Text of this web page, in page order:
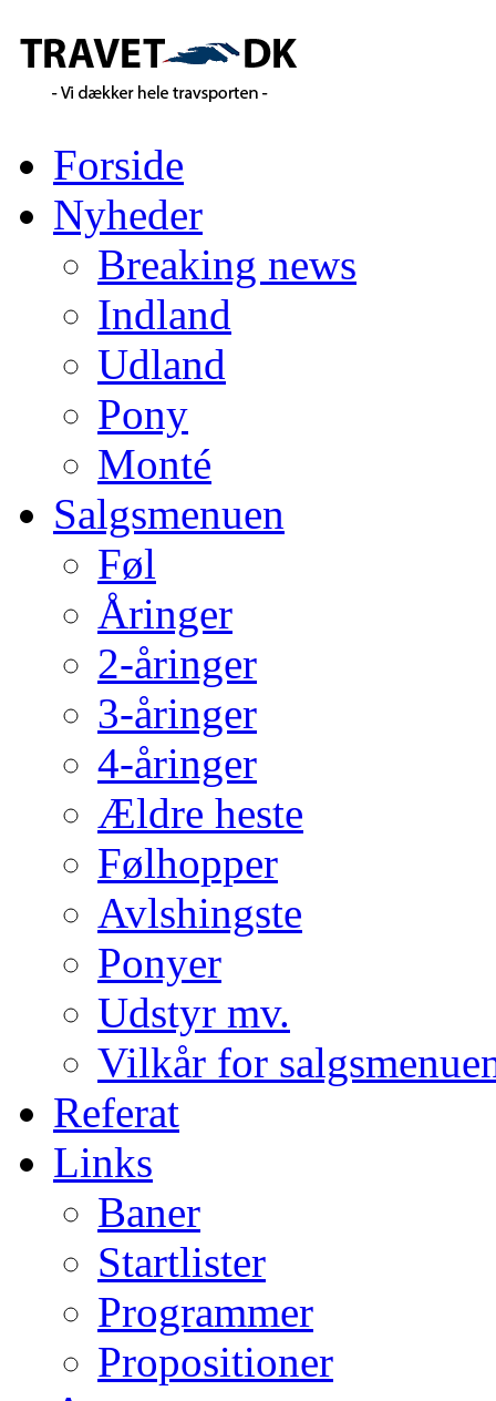
Forside
Nyheder
Breaking news
Indland
Udland
Pony
Monté
Salgsmenuen
Føl
Åringer
2-åringer
3-åringer
4-åringer
Ældre heste
Følhopper
Avlshingste
Ponyer
Udstyr mv.
Vilkår for
Referat
Links
Baner
Startlister
Programmer
Propositioner